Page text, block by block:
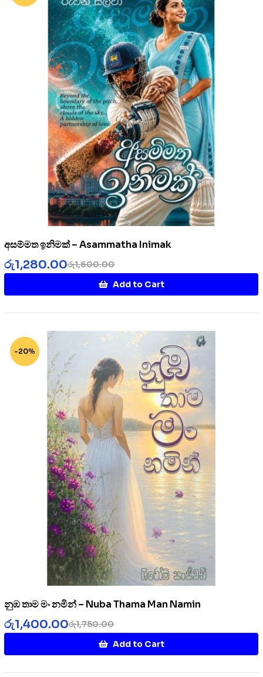
අසම්මත ඉනිමක් – Asammatha Inimak
රු1,600.00
රු1,280.00
Add to Cart
-20%
නුඹ තාම මං නමින් – Nuba Thama Man Namin
රු1,750.00
රු1,400.00
Add to Cart